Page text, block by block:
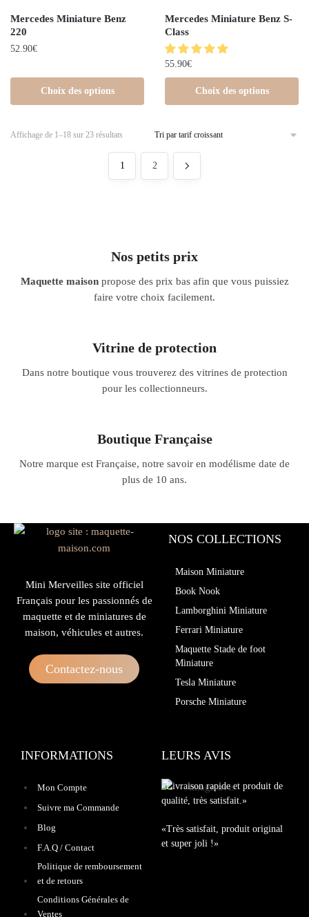
Mercedes Miniature Benz
220
52.90€
Choix des options
Mercedes Miniature Benz S-
Class
55.90€
Choix des options
Affichage de 1–18 sur 23 résultats
1 2
Nos petits prix
Maquette maisonpropose des prix bas afin que vous puissiez
faire votre choix facilement.
Vitrine de protection
Dans notre boutique vous trouverez des vitrines de protection
pour les collectionneurs.
Boutique Française
Notre marque est Française, notre savoir en modélisme date de
plus de 10 ans.
Mini Merveilles site officiel
Français pour les passionnés de
maquette et de miniatures de
maison, véhicules et autres.
Contactez-nous
NOS COLLECTIONS
Maison Miniature
Book Nook
Lamborghini Miniature
Ferrari Miniature
Maquette Stade de foot
Miniature
Tesla Miniature
Porsche Miniature
INFORMATIONS
Mon Compte
Suivre ma Commande
Blog
F.A.Q / Contact
Politique de remboursement
et de retours
Conditions Générales de
Ventes
LEURS AVIS
«Livraison rapide et produit de
qualité, très satisfait.»
«Très satisfait, produit original
et super joli !»